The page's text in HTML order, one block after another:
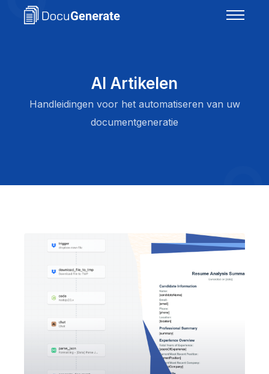
AI Artikelen
Handleidingen voor het automatiseren van uw
documentgeneratie